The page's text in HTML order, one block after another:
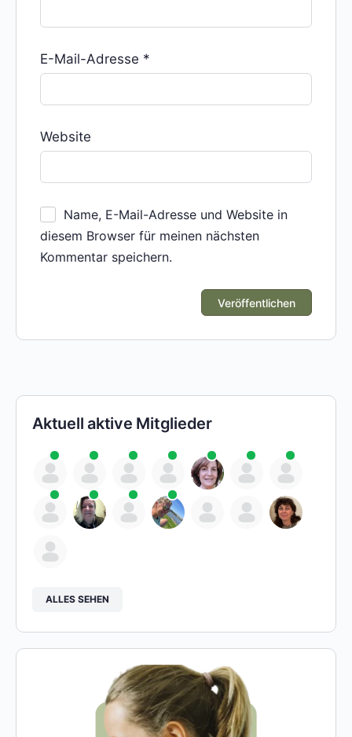
E-Mail-Adresse *
Website
Name, E-Mail-Adresse und Website in
diesem Browser für meinen nächsten
Kommentar speichern.
Aktuell aktive Mitglieder
ALLES SEHEN